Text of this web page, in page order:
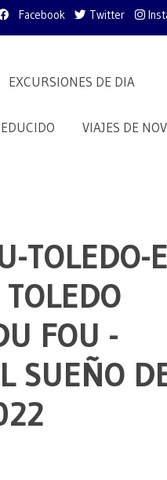
Facebook Twitter
EXCURSIONES DE DIA
VIAJES DE
TOLEDO-
FOU -
SUEÑO